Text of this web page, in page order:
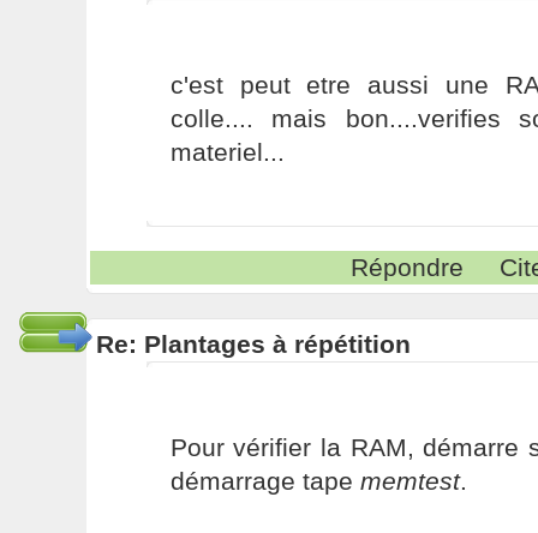
c'est peut etre aussi une
colle.... mais bon....verifies
materiel...
Répondre
Re: Plantages à répétition
Pour vérifier la RAM, démarre
démarrage tape memtest.